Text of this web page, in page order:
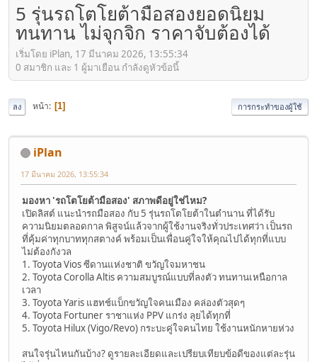
5 รุ่นรถโตโยต้ามือสองยอดนิยม
ทนทาน ไม่จุกจิก ราคาจับต้องได้
เริ่มโดย iPlan, 17 มีนาคม 2026, 13:55:34
0 สมาชิก และ 1 ผู้มาเยือน กำลังดูหัวข้อนี้
ลง หน้า 1 การกระทำของผู้ใช้
iPlan
17 มีนาคม 2026, 13:55:34
มองหา 'รถโตโยต้ามือสอง' สภาพดีอยู่ใช่ไหม?
เปิดลิสต์ แนะนำรถมือสอง กับ 5 รุ่นรถโตโยต้าในตำนาน ที่ได้รับ
ความนิยมตลอดกาล พิสูจน์แล้วจากผู้ใช้งานจริงทั่วประเทศว่า เป็นรถ
ที่คุ้มค่าทุกบาททุกสตางค์ พร้อมเป็นเพื่อนคู่ใจให้คุณไปได้ทุกที่แบบ
ไม่ต้องกังวล
1. Toyota Vios ซีดานแห่งชาติ ขวัญใจมหาชน
2. Toyota Corolla Altis ความสมบูรณ์แบบที่ลงตัว ทนทานเหนือกาล
เวลา
3. Toyota Yaris แฮทช์แบ็กขวัญใจคนเมือง คล่องตัวสุดๆ
4. Toyota Fortuner ราชาแห่ง PPV แกร่ง ลุยได้ทุกที่
5. Toyota Hilux (Vigo/Revo) กระบะคู่ใจคนไทย ใช้งานหนักหายห่วง
สนใจรุ่นไหนกันบ้าง? ดูรายละเอียดและเปรียบเทียบข้อดีของแต่ละรุ่น